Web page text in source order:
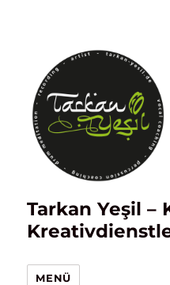
Tarkan Yeşil –
MENÜ